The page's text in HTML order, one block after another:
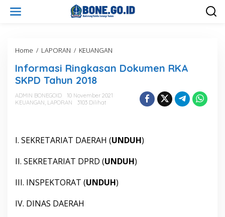
Home / LAPORAN / KEUANGAN
f
i
g
s
Informasi Ringkasan Dokumen RKA
SKPD Tahun 2018
ADMIN BONEGOID
10 November 2021
KEUANGAN, LAPORAN 3103 Dilihat
I. SEKRETARIAT DAERAH (UNDUH)
II. SEKRETARIAT DPRD (UNDUH)
III. INSPEKTORAT (UNDUH)
IV. DINAS DAERAH